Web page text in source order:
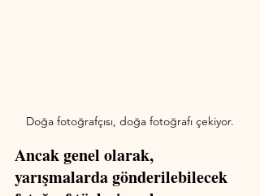
Doğa fotoğrafçısı, doğa fotoğrafı çekiyor.
Ancak genel olarak,
yarışmalarda gönderilebilecek